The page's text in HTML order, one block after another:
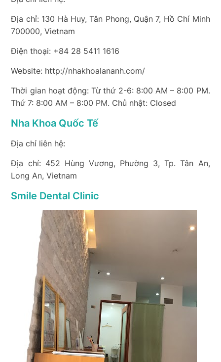
Địa chỉ: 130 Hà Huy, Tân Phong, Quận 7, Hồ Chí Minh
700000, Vietnam
Điện thoại: +84 28 5411 1616
Website: http://nhakhoalananh.com/
Thời gian hoạt động: Từ thứ 2-6: 8:00 AM – 8:00 PM.
Thứ 7: 8:00 AM – 8:00 PM. Chủ nhật: Closed
Nha Khoa Quốc Tế
Địa chỉ liên hệ:
Địa chỉ: 452 Hùng Vương, Phường 3, Tp. Tân An,
Long An, Vietnam
Smile Dental Clinic